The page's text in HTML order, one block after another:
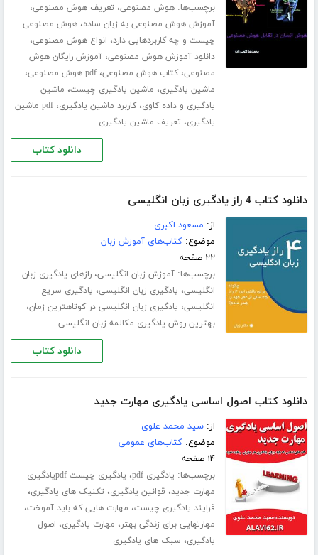
برچسب‌ها:هوش مصنوعی، تعریف هوش مصنوعی،
آموزش هوش مصنوعی به زبان ساده،هوش مصنوعی
چیست و چه کاربردهایی دارد، انواع هوش مصنوعی،
دانلود آموزش هوش مصنوعی،آموزش رایگان هوش
مصنوعی،کتاب هوش مصنوعی،pdf هوش مصنوعی ،
ماشین یادگیری، ماشین یادگیری چیست، ماشین
یادگیری و داده کاوی،کاربرد ماشین یادگیری،
pdf ماشین
یادگیری، تعریف ماشین یادگیری
دانلود کتاب
دانلود کتاب 4 راز یادگیری زبان انگلیسی
از: مسعود اکبری
موضوع:کتاب‌های آموزش زبان
۲۲ صفحه
برچسب‌ها:آموزش زبان انگلیسی،رازهای یادگیری زبان
انگلیسی، یادگیری زبان انگلیسی، یادگیری سریع
انگلیسی، یادگیری زبان انگلیسی در کوتاهترین زمان،
بهترین روش یادگیری مکالمه زبان انگلیسی
دانلود کتاب
دانلود کتاب اصول اساسی یادگیری مهارت جدید
از:سید محمد علوی
موضوع:کتاب‌های عمومی
۱۴ صفحه
برچسب‌ها: یادگیری pdf ،
یادگیری چیست pdfیادگیری
مهارت جدید، قوانین یادگیری، تکنیک های یادگیری،
فرایند یادگیری چیست، مهارت هایی که باید آموخت،
مهارتهایی برای زندگی بهتر، مهارت یادگیری، اصول
یادگیری، سبک های یادگیری